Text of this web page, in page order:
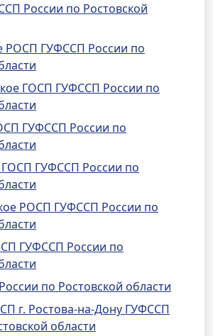
России по Ростовской
РОСП ГУФССП России по
ГОСП ГУФССП России по
ГУФССП России по
ГОСП ГУФССП России по
РОСП ГУФССП России по
ГУФССП России по
по Ростовской области
г. Ростова-на-Дону ГУФССП
области